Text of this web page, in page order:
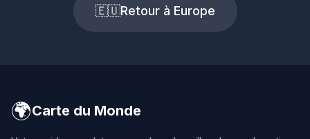
🇪🇺Retour à Europe
🌍Carte du Monde